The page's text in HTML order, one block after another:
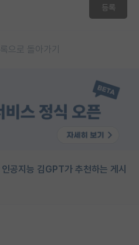
등록
으로 돌아가기
공지능 김GPT가 추천하는 게시